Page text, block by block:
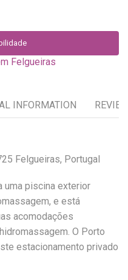
Felgueiras
INFORMATION
Felgueiras, Portugal
uma piscina exterior
e está
acomodações
O Porto
estacionamento privado